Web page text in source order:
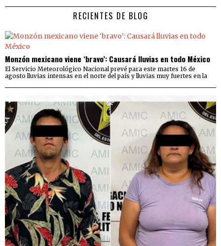
RECIENTES DE BLOG
Monzón mexicano viene ‘bravo’: Causará lluvias en todo México
El Servicio Meteorológico Nacional prevé para este martes 16 de
agosto lluvias intensas en el norte del país y lluvias muy fuertes en la